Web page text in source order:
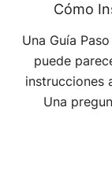
Cómo
Una Guía
puede
instrucciones
Una